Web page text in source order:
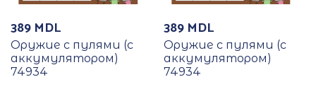
389 MDL
Оружие с пулями (с
аккумулятором)
74934
389 MDL
Оружие с пулями (с
аккумулятором)
74934